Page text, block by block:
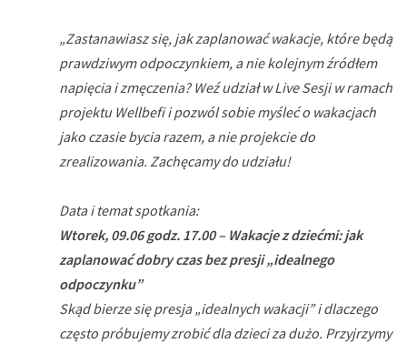
„Zastanawiasz się, jak zaplanować wakacje, które będą
prawdziwym odpoczynkiem, a nie kolejnym źródłem
napięcia i zmęczenia? Weź udział w Live Sesji w ramach
projektu Wellbefi i pozwól sobie myśleć o wakacjach
jako czasie bycia razem, a nie projekcie do
zrealizowania. Zachęcamy do udziału!
Data i temat spotkania:
Wtorek, 09.06 godz. 17.00 – Wakacje z dziećmi: jak
zaplanować dobry czas bez presji „idealnego
odpoczynku”
Skąd bierze się presja „idealnych wakacji” i dlaczego
często próbujemy zrobić dla dzieci za dużo. Przyjrzymy